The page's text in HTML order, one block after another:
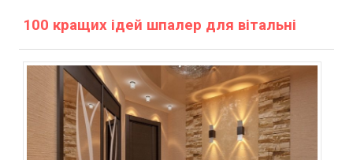
100 кращих ідей шпалер для вітальні